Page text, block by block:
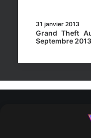
31 janvier 2013
Grand Theft
Septembre 2013
Rockstar Mag’, Copyright ©